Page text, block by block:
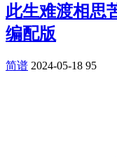
此生难渡相思
编配版
简谱 2024-05-18 95